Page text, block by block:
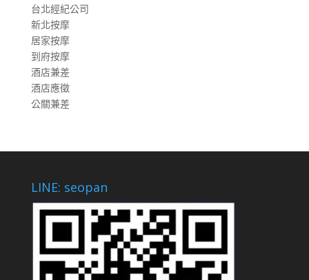
台北經紀公司
新北按摩
居家按摩
到府按摩
酒店兼差
酒店應徵
公關兼差
LINE: seopan